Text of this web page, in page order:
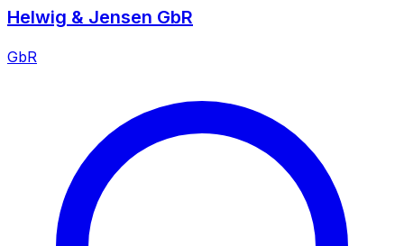
Helwig & Jensen GbR
GbR